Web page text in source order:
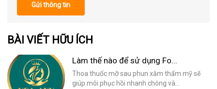
Gửi thông tin
BÀI VIẾT HỮU ÍCH
Làm thế nào để sử dụng Fo...
Thoa thuốc mỡ sau phun xăm thẩm mỹ sẽ
giúp môi phục hồi nhanh chóng và...